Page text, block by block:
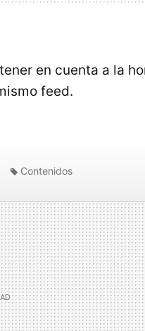
en cuenta a la
feed.
Contenidos